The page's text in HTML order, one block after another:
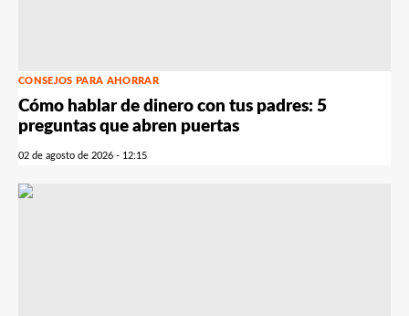
CONSEJOS PARA AHORRAR
Cómo hablar de dinero con tus padres: 5
preguntas que abren puertas
02 de agosto de 2026 - 12:15